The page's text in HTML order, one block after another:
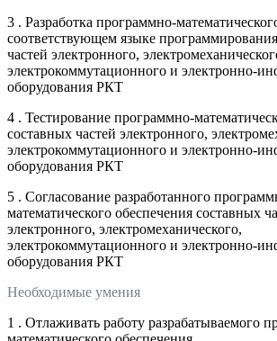
3 . Разработка программно-
соответствующем языке
частей электронного,
электрокоммутационного и электронно-
оборудования РКТ
4 . Тестирование программно-
составных частей электронного,
электрокоммутационного и электронно-
оборудования РКТ
5 . Согласование разработанного
математического обеспечения составных
электронного, электромеханического,
электрокоммутационного и электронно-
оборудования РКТ
Необходимые умения
1 . Отлаживать работу разрабатываемого